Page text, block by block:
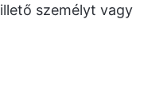
személyt vagy